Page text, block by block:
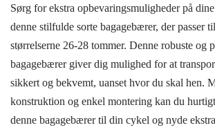
Sørg for ekstra opbevaringsmuligheder på
denne stilfulde sorte bagagebærer, der passer
størrelserne 26-28 tommer. Denne robuste og
bagagebærer giver dig mulighed for at
sikkert og bekvemt, uanset hvor du skal hen.
konstruktion og enkel montering kan du
denne bagagebærer til din cykel og nyde